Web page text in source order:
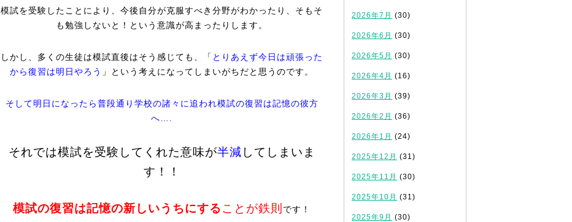
模試を受験したことにより、今後自分が克服すべき分野がわかったり、そもそ
も勉強しないと！という意識が高まったりします。
しかし、多くの生徒は模試直後はそう感じても、「 とりあえず今日は頑張った
から復習は明日やろう 」という考えになってしまいがちだと思うのです。
そして明日になったら普段通り学校の諸々に追われ模試の復習は記憶の彼方
へ….
それでは模試を受験してくれた意味が半減 してしまいま
す！！
模試の復習は記憶の新しいうちにすることが鉄則 です！
2026年7月 (30)
2026年6月 (30)
2026年5月 (30)
2026年4月 (16)
2026年3月 (39)
2026年2月 (36)
2026年1月 (24)
2025年12月 (31)
2025年11月 (30)
2025年10月 (31)
2025年9月 (30)